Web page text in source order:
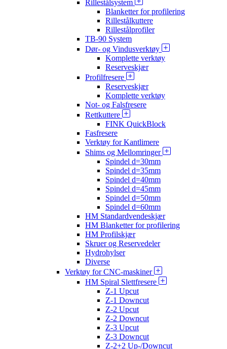
Rillestålsystem
Blanketter for profilering
Rillestålkuttere
Rillestålprofiler
TB-90 System
Dør- og Vindusverktøy
Komplette verktøy
Reserveskjær
Profilfresere
Reserveskjær
Komplette verktøy
Not- og Falsfresere
Rettkuttere
FINK QuickBlock
Fasfresere
Verktøy for Kantlimere
Shims og Mellomringer
Spindel d=30mm
Spindel d=35mm
Spindel d=40mm
Spindel d=45mm
Spindel d=50mm
Spindel d=60mm
HM Standardvendeskjær
HM Blanketter for profilering
HM Profilskjær
Skruer og Reservedeler
Hydrohylser
Diverse
Verktøy for CNC-maskiner
HM Spiral Slettfresere
Z-1 Upcut
Z-1 Downcut
Z-2 Upcut
Z-2 Downcut
Z-3 Upcut
Z-3 Downcut
Z-2+2 Up-/Downcut